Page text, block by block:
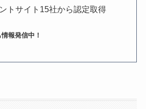
トサイト15社から認定取得
報発信中！